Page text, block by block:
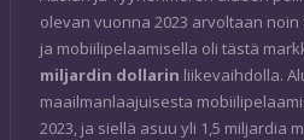
olevan vuonna 2023 arvoltaan noin
ja mobiilipelaamisella oli tästä
miljardin dollarin liikevaihdolla.
maailmanlaajuisesta
2023, ja siellä asuu yli 1,5 miljardia